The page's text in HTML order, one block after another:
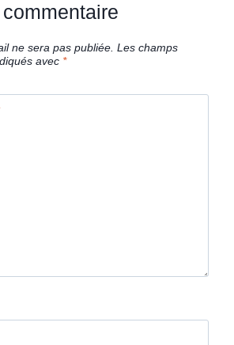
ne sera pas publiée. Les champs
avec *